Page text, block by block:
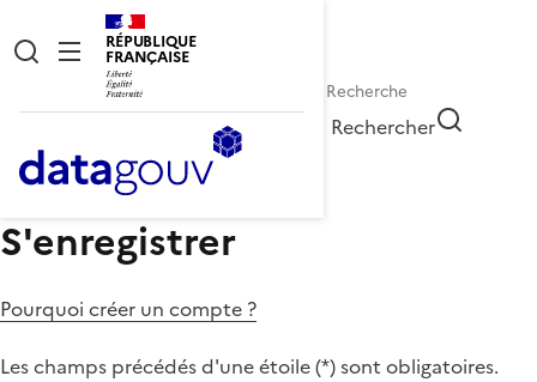
RÉPUBLIQUE
FRANÇAISE
Rechercher
S'enregistrer
Pourquoi créer un compte ?
Les champs précédés d'une étoile (*) sont obligatoires.